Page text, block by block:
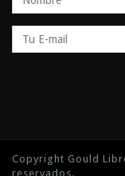
Copyright Gould
reservados.